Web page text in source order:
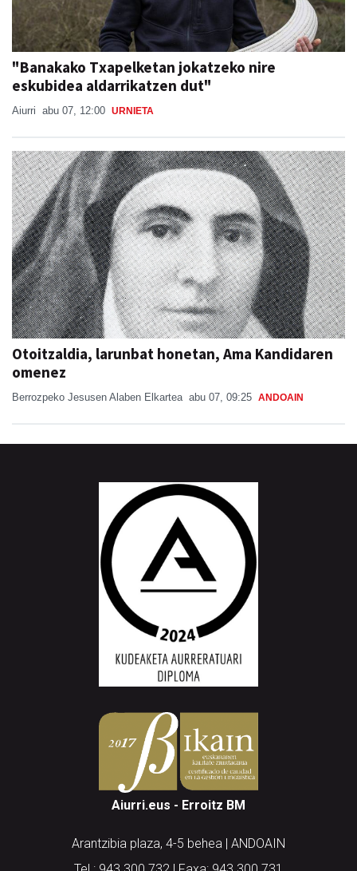
"Banakako Txapelketan jokatzeko nire
eskubidea aldarrikatzen dut"
Aiurri abu 07, 12:00 URNIETA
Otoitzaldia, larunbat honetan, Ama Kandidaren
omenez
Berrozpeko Jesusen Alaben Elkartea abu 07, 09:25 ANDOAIN
Aiurri.eus - Erroitz BM
Arantzibia plaza, 4-5 behea | ANDOAIN